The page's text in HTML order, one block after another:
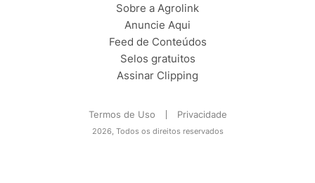
Sobre a Agrolink
Anuncie Aqui
Feed de Conteúdos
Selos gratuitos
Assinar Clipping
Termos de Uso Privacidade
2026, Todos os direitos reservados